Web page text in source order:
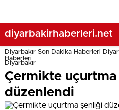
diyarbakirhaberleri.net
Diyarbakır Son Dakika Haberleri
Haberleri
Diyarbakır
Çermikte
düzenlendi